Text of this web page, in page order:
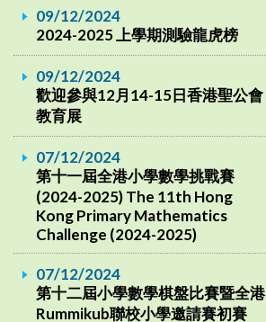
09/12/2024
2024-2025 上學期測驗龍虎榜
09/12/2024
歡迎參與12月14-15日香港聖公會
教育展
07/12/2024
第十一屆全港小學數學挑戰賽
(2024-2025) The 11th Hong
Kong Primary Mathematics
Challenge (2024-2025)
07/12/2024
第十二屆小學數學棋盤比賽暨全港
Rummikub聯校小學邀請賽初賽